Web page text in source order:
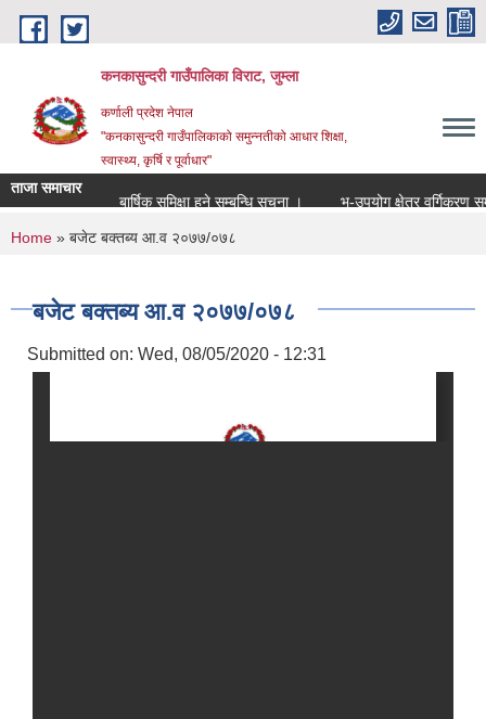
Skip to main content
कनकासुन्दरी गाउँपालिका विराट, जुम्ला
कर्णाली प्रदेश नेपाल
"कनकासुन्दरी गाउँपालिकाको समुन्नतीको आधार शिक्षा,
स्वास्थ्य, कृर्षि र पूर्वाधार"
ताजा समाचार
बार्षिक समिक्षा हुने सम्बन्धि सुचना । भु-उपयोग क्षेत्र वर्गिकरण
You are here
Home » बजेट बक्तब्य आ.व २०७७/०७८
बजेट बक्तब्य आ.व २०७७/०७८
Submitted on: Wed, 08/05/2020 - 12:31